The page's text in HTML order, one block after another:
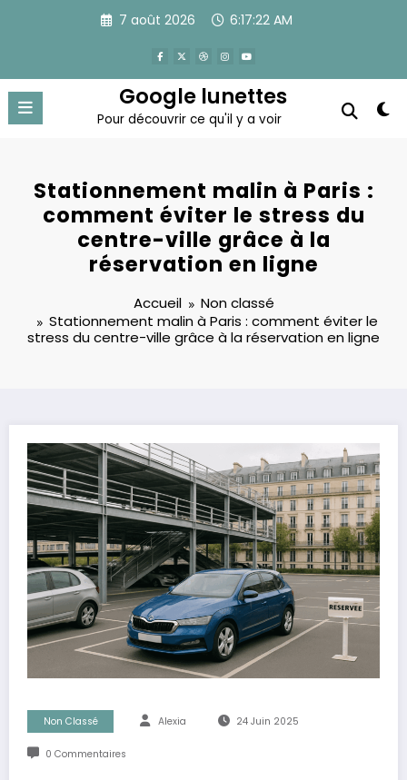
7 août 2026 6:17:23 AM
Google lunettes
Pour découvrir ce qu'il y a voir
Stationnement malin à Paris :
comment éviter le stress du
centre-ville grâce à la
réservation en ligne
Accueil
Non classé
Stationnement malin à Paris : comment éviter le
stress du centre-ville grâce à la réservation en ligne
Non Classé Alexia 24 Juin 2025
0 Commentaires